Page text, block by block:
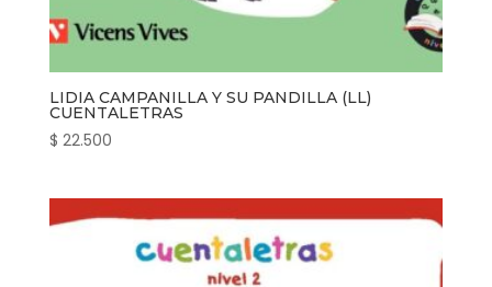
LIDIA CAMPANILLA Y SU PANDILLA (LL)
CUENTALETRAS
$ 22.500